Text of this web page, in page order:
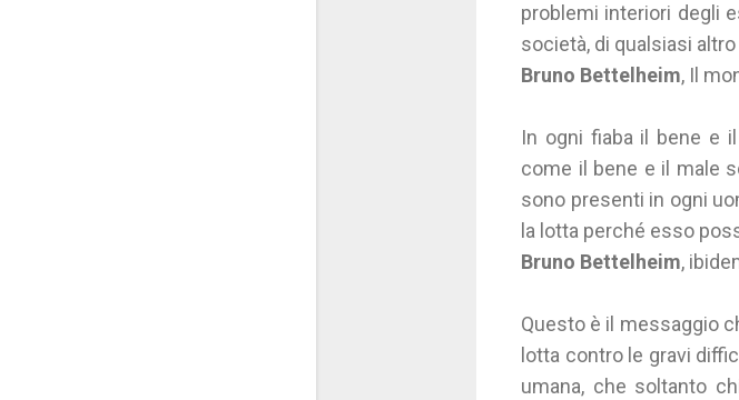
problemi interiori degli
società, di qualsiasi
Bruno Bettelheim, Il
In ogni fiaba il bene e
come il bene e il male
sono presenti in ogni
la lotta perché esso
Bruno Bettelheim,
Questo è il messaggio
lotta contro le gravi
umana, che soltanto